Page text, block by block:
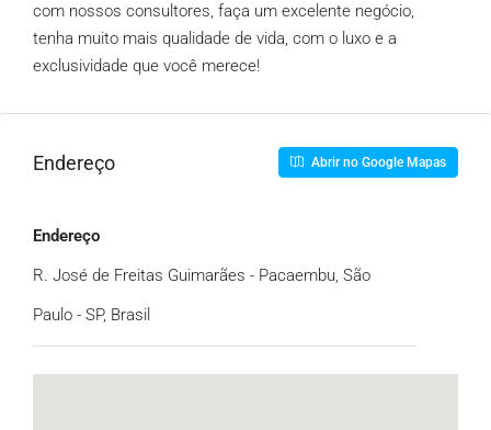
com nossos consultores, faça um excelente negócio,
tenha muito mais qualidade de vida, com o luxo e a
exclusividade que você merece!
Endereço Abrir no Google Mapas
Endereço
R. José de Freitas Guimarães - Pacaembu, São
Paulo - SP, Brasil